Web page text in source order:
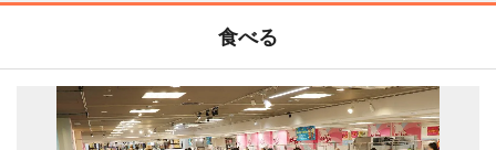
食べる